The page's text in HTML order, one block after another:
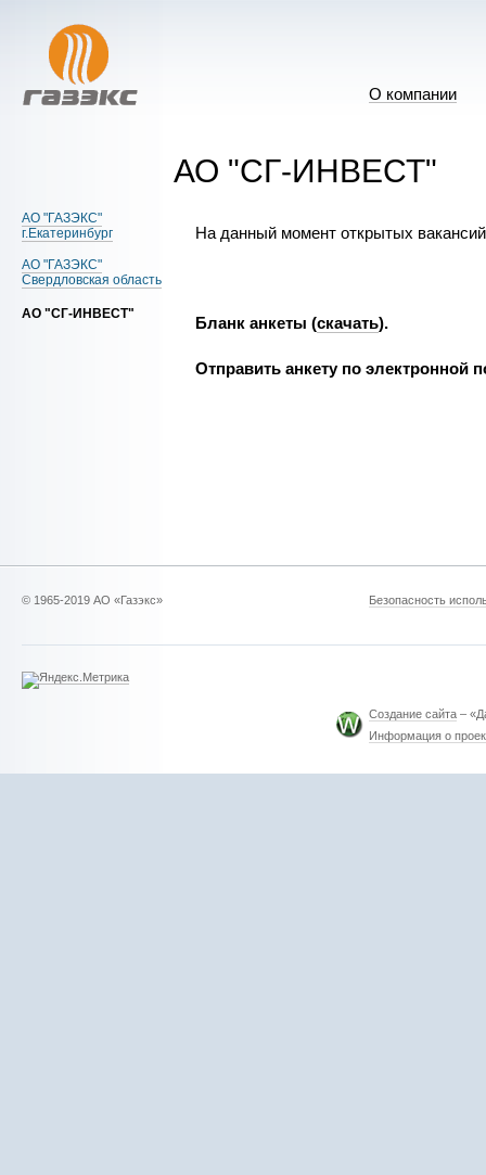
О компании
АО "СГ-ИНВЕСТ"
На данный момент открытых
Бланк анкеты (скачать).
Отправить анкету по электронной
АО "ГАЗЭКС"
г.Екатеринбург
АО "ГАЗЭКС"
Свердловская область
АО "СГ-ИНВЕСТ"
© 1965-2019 АО «Газэкс» Безопасность
Создание сайта –
Информация о